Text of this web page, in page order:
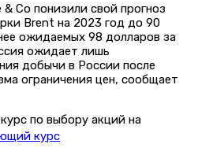
Co понизили свой прогноз
Brent на 2023 год до 90
ожидаемых 98 долларов за
ожидает лишь
добычи в России после
ограничения цен, сообщает
по выбору акций на
курс